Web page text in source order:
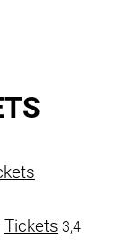
Tickets 3,4